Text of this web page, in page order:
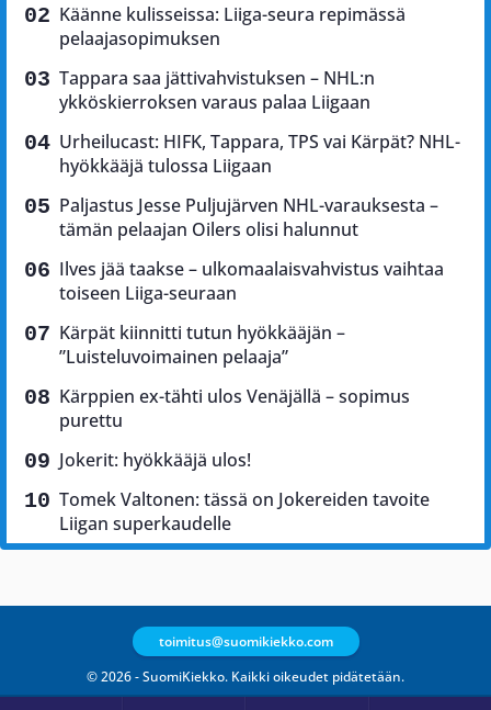
Käänne kulisseissa: Liiga-seura repimässä
pelaajasopimuksen
Tappara saa jättivahvistuksen – NHL:n
ykköskierroksen varaus palaa Liigaan
Urheilucast: HIFK, Tappara, TPS vai Kärpät? NHL-
hyökkääjä tulossa Liigaan
Paljastus Jesse Puljujärven NHL-varauksesta –
tämän pelaajan Oilers olisi halunnut
Ilves jää taakse – ulkomaalaisvahvistus vaihtaa
toiseen Liiga-seuraan
Kärpät kiinnitti tutun hyökkääjän –
”Luisteluvoimainen pelaaja”
Kärppien ex-tähti ulos Venäjällä – sopimus
purettu
Jokerit: hyökkääjä ulos!
Tomek Valtonen: tässä on Jokereiden tavoite
Liigan superkaudelle
© 2026 - SuomiKiekko. Kaikki oikeudet pidätetään.
toimitus@suomikiekko.com